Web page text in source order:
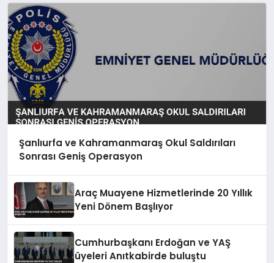
Şanlıurfa ve Kahramanmaraş Okul Saldırıları
Sonrası Geniş Operasyon
Araç Muayene Hizmetlerinde 20 Yıllık
Yeni Dönem Başlıyor
Cumhurbaşkanı Erdoğan ve YAŞ
üyeleri Anıtkabirde buluştu